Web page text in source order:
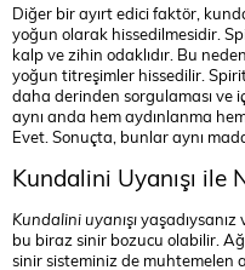
Diğer bir ayırt edici faktör,
yoğun olarak hissedilmesidir.
kalp ve zihin odaklıdır. Bu
yoğun titreşimler hissedilir.
daha derinden sorgulaması ve
aynı anda hem aydınlanma
Evet. Sonuçta, bunlar aynı
Kundalini Uyanışı ile
Kundalini uyanışıyaşadıysanız
bu biraz sinir bozucu olabilir.
sinir sisteminiz de muhtemelen